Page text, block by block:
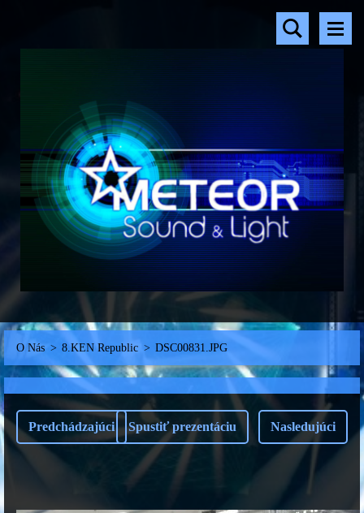
O Nás > 8.KEN Republic > DSC00831.JPG
Predchádzajúci Spustiť prezentáciu Nasledujúci